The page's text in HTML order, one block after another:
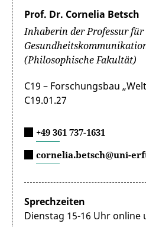
Prof. Dr. Cornelia Betsch
Inhaberin der Professur für
(Philosophische Fakultät)
C19 – Forschungsbau
C19.01.27
+49 361 737-1631
cornelia.betsch@uni-
Sprechzeiten
Dienstag 15-16 Uhr online